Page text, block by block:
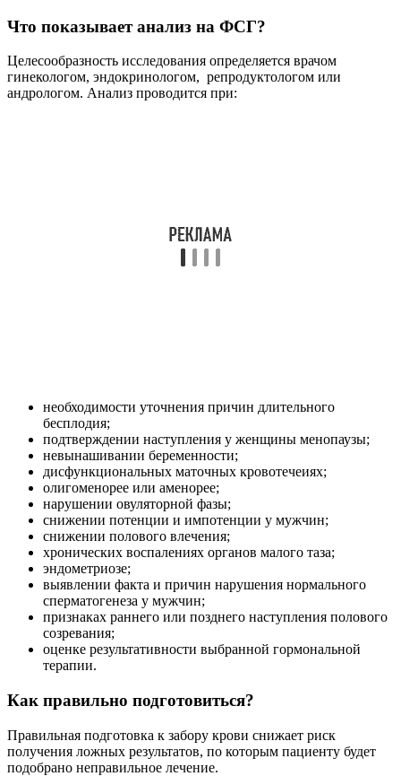
Что показывает анализ на ФСГ?
Целесообразность исследования определяется врачом
гинекологом, эндокринологом, репродуктологом или
андрологом. Анализ проводится при:
необходимости уточнения причин длительного
бесплодия;
подтверждении наступления у женщины менопаузы;
невынашивании беременности;
дисфункциональных маточных кровотечеиях;
олигоменорее или аменорее;
нарушении овуляторной фазы;
снижении потенции и импотенции у мужчин;
снижении полового влечения;
хронических воспалениях органов малого таза;
эндометриозе;
выявлении факта и причин нарушения нормального
сперматогенеза у мужчин;
признаках раннего или позднего наступления полового
созревания;
оценке результативности выбранной гормональной
терапии.
Как правильно подготовиться?
Правильная подготовка к забору крови снижает риск
получения ложных результатов, по которым пациенту будет
подобрано неправильное лечение.